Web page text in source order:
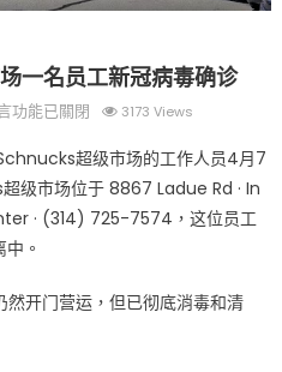
一名员工新冠病毒确诊
功能已關閉 3173 Views
超级市场的工作人员4月7
级市场位于 8867 Ladue Rd · In
· (314) 725-7574，这位员工
。
开门营运，但已彻底消毒和清